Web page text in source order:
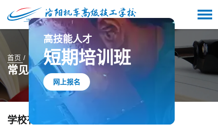
首页 常见问答 学校有哪些奖学金和资助政策？
常见问答
学校有哪些奖学金和资助政策？
高技能人才
短期培训班
网上报名